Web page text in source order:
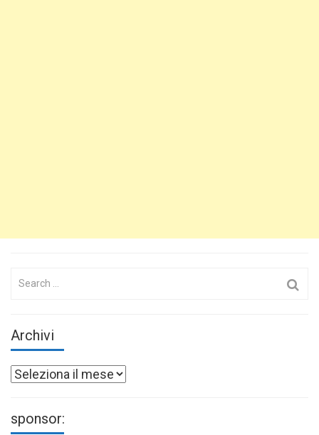
Search
Archivi
Archivi
sponsor: